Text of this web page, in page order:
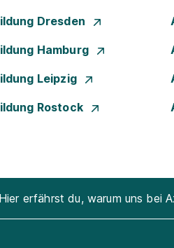
Dresden
Hamburg
Leipzig
Rostock
Hier erfährst du, warum uns bei